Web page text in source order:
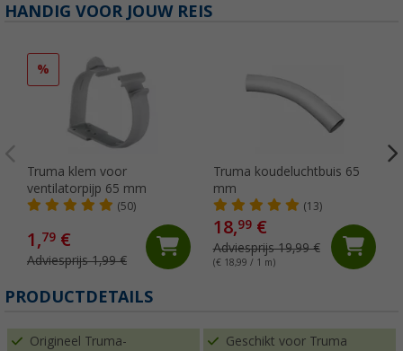
HANDIG VOOR JOUW REIS
%
Truma klem voor
ventilatorpijp 65 mm
(50)
1,79 €
Adviesprijs 1,99 €
Truma koudeluchtbuis 65
mm
(13)
18,99€
Adviesprijs 19,99 €
(€ 18,99 / 1 m)
PRODUCTDETAILS
Origineel Truma-
Geschikt voor Truma